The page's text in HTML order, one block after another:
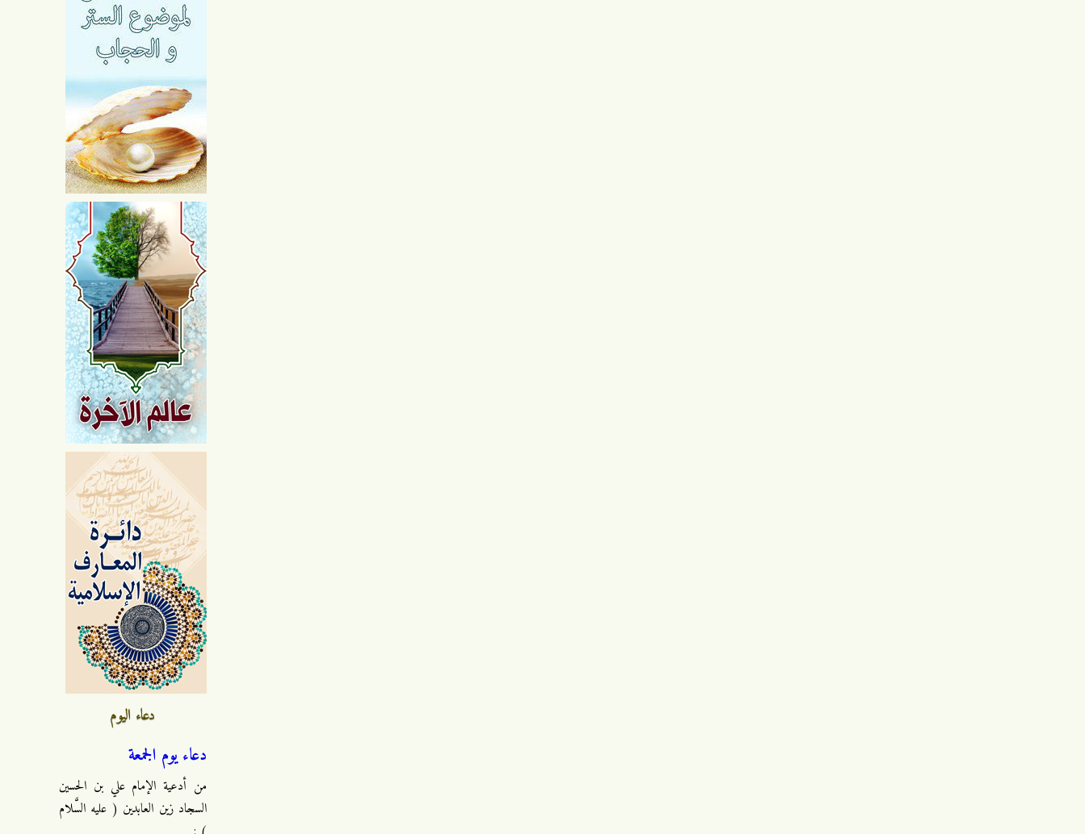
دعاء اليوم
دعاء يوم الجمعة
من أدعية الإمام علي بن الحسين
السجاد زين العابدين ( عليه السَّلام